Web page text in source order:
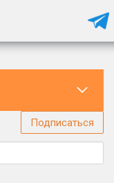
Подписаться